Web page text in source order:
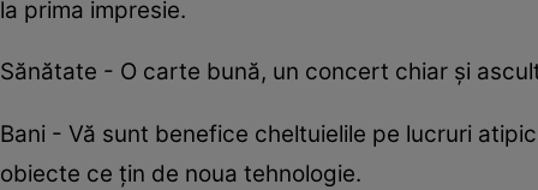
la prima impresie.
Sănătate - O carte bună, un concert chiar și
Bani - Vă sunt benefice cheltuielile pe lucruri
obiecte ce țin de noua tehnologie.